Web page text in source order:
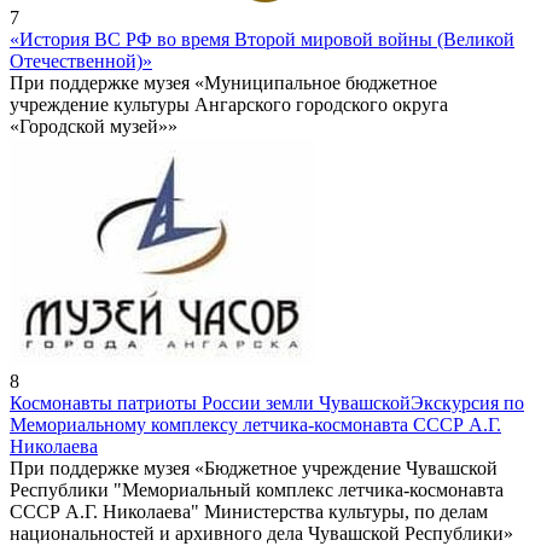
7
«История ВС РФ во время Второй мировой войны (Великой
Отечественной)»
При поддержке музея «Муниципальное бюджетное
учреждение культуры Ангарского городского округа
«Городской музей»»
8
Космонавты патриоты России земли ЧувашскойЭкскурсия по
Мемориальному комплексу летчика-космонавта СССР А.Г.
Николаева
При поддержке музея «Бюджетное учреждение Чувашской
Республики "Мемориальный комплекс летчика-космонавта
СССР А.Г. Николаева" Министерства культуры, по делам
национальностей и архивного дела Чувашской Республики»